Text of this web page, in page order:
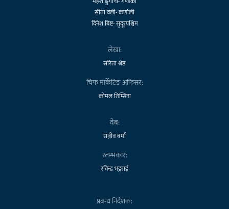
सीता वली- कर्णाली
दिनेश बिष्ट- सुदूरपश्चिम
लेखा:
सरिता श्रेष्ठ
चिफ मार्केटिङ अफिसर:
कोमल तिम्सिना
वेब:
सञ्जीव बर्मा
स्तम्भकार:
रविन्द्र भट्टराई
प्रबन्ध निर्देशक: